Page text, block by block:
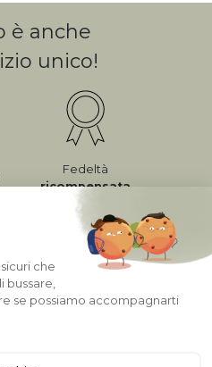
è anche
unico!
Fedeltà
ricompensata
sicuro